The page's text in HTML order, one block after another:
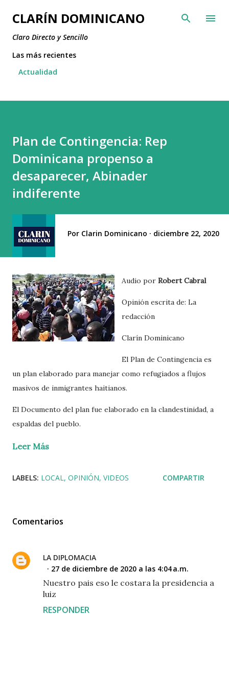
Ir al contenido principal
CLARÍN DOMINICANO
Claro Directo y Sencillo
Las más recientes
Actualidad
Plan de Contingencia: Rep
Dominicana propenso a
desaparecer, Abinader
indiferente
Por Clarin Dominicano diciembre 22, 2020
Audio por Robert Cabral
Opinión escrita de: La
redacción
Clarín Dominicano
El Plan de Contingencia es
un plan elaborado para manejar como refugiados a flujos
masivos de inmigrantes haitianos.
El Documento del plan fue elaborado en la clandestinidad, a
espaldas del pueblo.
Leer Más
LABELS: LOCAL OPINIÓN VIDEOS COMPARTIR
Comentarios
LA DIPLOMACIA
27 de diciembre de 2020 a las 4:04 a.m.
Nuestro pais eso le costara la presidencia a
luiz
RESPONDER